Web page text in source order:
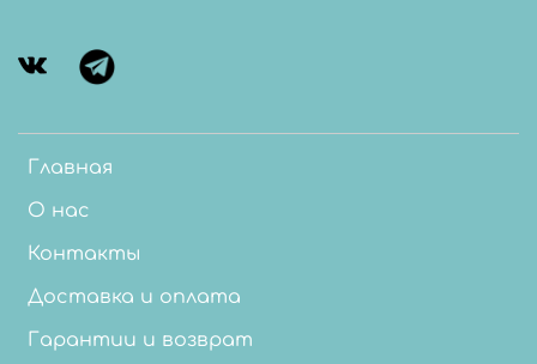
Главная
О нас
Контакты
Доставка и оплата
Гарантии и возврат